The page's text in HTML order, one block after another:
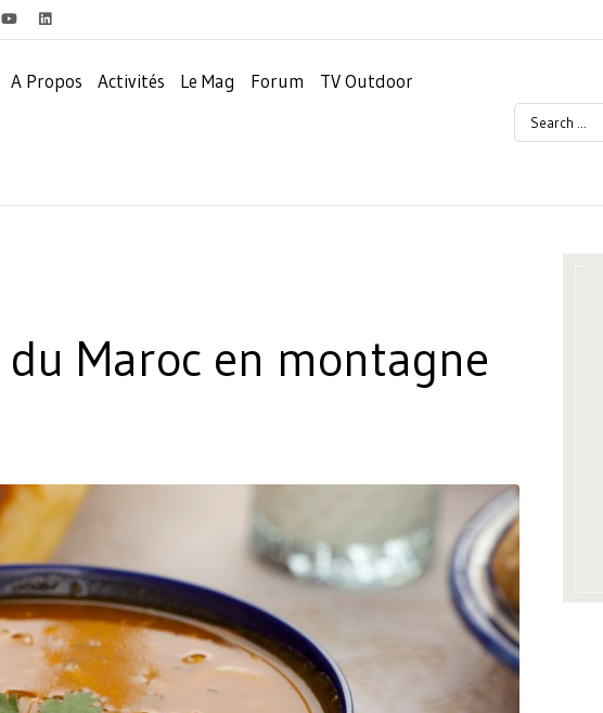
A Propos Activités Le Mag Forum TV Outdoor
Maroc en montagne